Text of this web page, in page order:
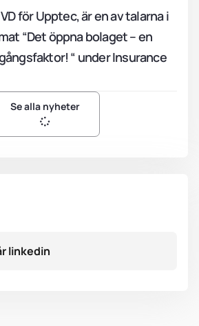
för Upptec, är en av talarna i
“Det öppna bolaget – en
“ under Insurance
Se alla nyheter
linkedin